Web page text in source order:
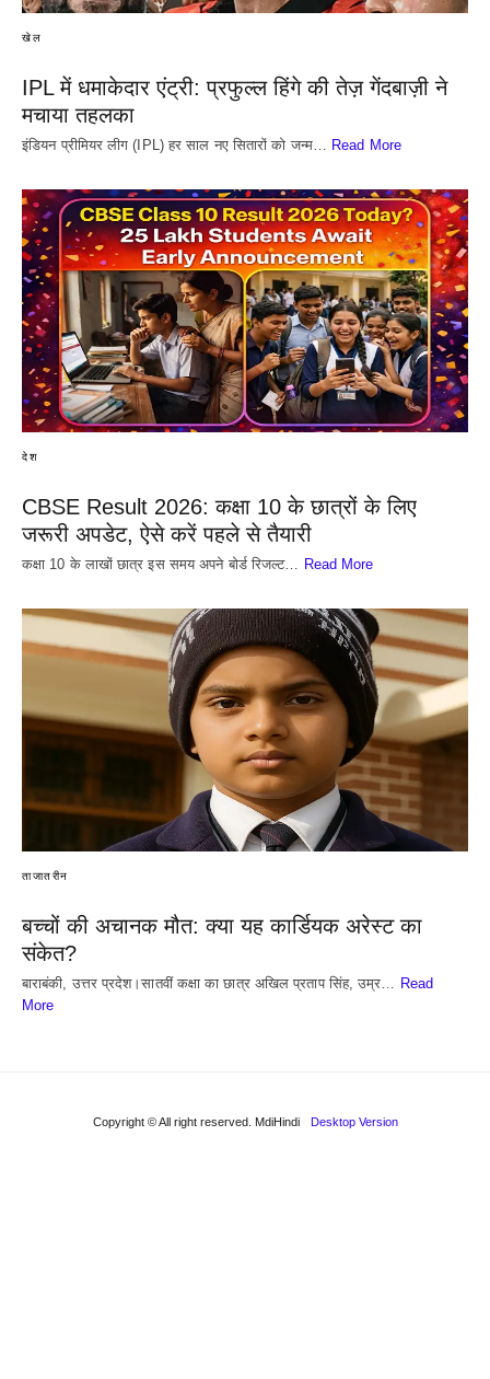
खेल
IPL में धमाकेदार एंट्री: प्रफुल्ल हिंगे की तेज़ गेंदबाज़ी ने
मचाया तहलका
इंडियन प्रीमियर लीग (IPL) हर साल नए सितारों को जन्म… Read More
देश
CBSE Result 2026: कक्षा 10 के छात्रों के लिए
जरूरी अपडेट, ऐसे करें पहले से तैयारी
कक्षा 10 के लाखों छात्र इस समय अपने बोर्ड रिजल्ट… Read More
ताजातरीन
बच्चों की अचानक मौत: क्या यह कार्डियक अरेस्ट का
संकेत?
बाराबंकी, उत्तर प्रदेश।सातवीं कक्षा का छात्र अखिल प्रताप सिंह, उम्र…
Read
More
Copyright © All right reserved. MdiHindi Desktop Version